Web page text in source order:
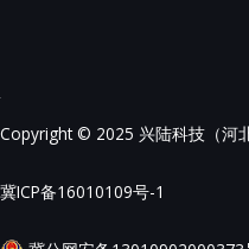
Copyright © 2025 兴陆科技（河
冀ICP备16010109号-1